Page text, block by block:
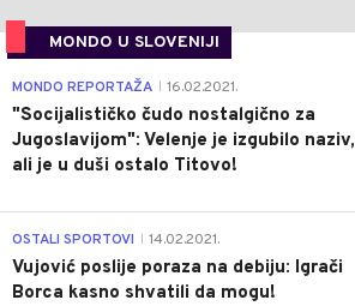
MONDO U SLOVENIJI
MONDO REPORTAŽA 16.02.2021.
"Socijalističko čudo nostalgično za
Jugoslavijom": Velenje je izgubilo naziv,
ali je u duši ostalo Titovo!
OSTALI SPORTOVI 14.02.2021.
Vujović poslije poraza na debiju: Igrači
Borca kasno shvatili da mogu!